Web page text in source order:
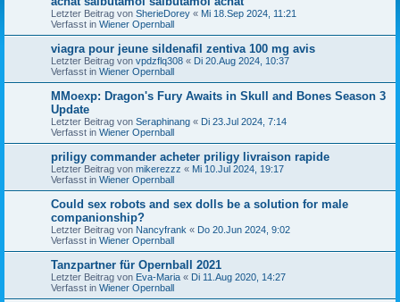
Letzter Beitrag von SherieDorey « Mi 18.Sep 2024, 11:21
Verfasst in Wiener Opernball
viagra pour jeune sildenafil zentiva 100 mg avis
Letzter Beitrag von vpdzflq308 « Di 20.Aug 2024, 10:37
Verfasst in Wiener Opernball
MMoexp: Dragon's Fury Awaits in Skull and Bones Season 3
Update
Letzter Beitrag von Seraphinang « Di 23.Jul 2024, 7:14
Verfasst in Wiener Opernball
priligy commander acheter priligy livraison rapide
Letzter Beitrag von mikerezzz « Mi 10.Jul 2024, 19:17
Verfasst in Wiener Opernball
Could sex robots and sex dolls be a solution for male
companionship?
Letzter Beitrag von Nancyfrank « Do 20.Jun 2024, 9:02
Verfasst in Wiener Opernball
Tanzpartner für Opernball 2021
Letzter Beitrag von Eva-Maria « Di 11.Aug 2020, 14:27
Verfasst in Wiener Opernball